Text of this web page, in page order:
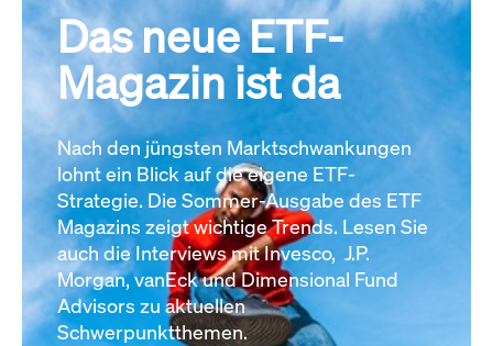
Das neue ETF-
Magazin ist da
Nach den jüngsten Marktschwankungen
lohnt ein Blick auf die eigene ETF-
Strategie. Die Sommer-Ausgabe des ETF
Magazins zeigt wichtige Trends. Lesen Sie
auch die Interviews mit Invesco, J.P.
Morgan, vanEck und Dimensional Fund
Advisors zu aktuellen
Schwerpunktthemen.